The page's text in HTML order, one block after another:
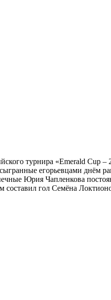
турнира «Emerald Cup
егорьевцами днём
Юрия Чапленкова
составил гол Семёна